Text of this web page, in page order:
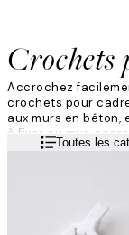
Crochets
Accrochez
crochets pour
aux murs en béton,
à fixer au mur,
Lire la suiteToutes les